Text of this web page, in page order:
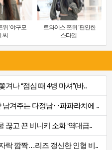
위 ‘야구모
써..
트와이스 쯔위 ‘편안한
스타일..
나 “점심 때 4병 마셔”(바..
남겨주는 다정남‥파파라치에 ..
끊고 끈 비니키 소화 ‘역대급..
락 깜짝…리즈 갱신한 인형 비..